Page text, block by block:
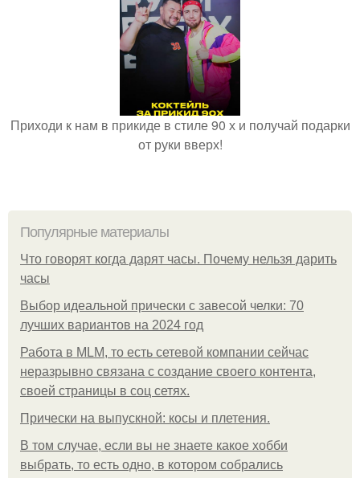
Приходи к нам в прикиде в стиле 90 х и получай подарки
от руки вверх!
Популярные материалы
Что говорят когда дарят часы. Почему нельзя дарить
часы
Выбор идеальной прически с завесой челки: 70
лучших вариантов на 2024 год
Работа в MLM, то есть сетевой компании сейчас
неразрывно связана с создание своего контента,
своей страницы в соц сетях.
Прически на выпускной: косы и плетения.
В том случае, если вы не знаете какое хобби
выбрать, то есть одно, в котором собрались